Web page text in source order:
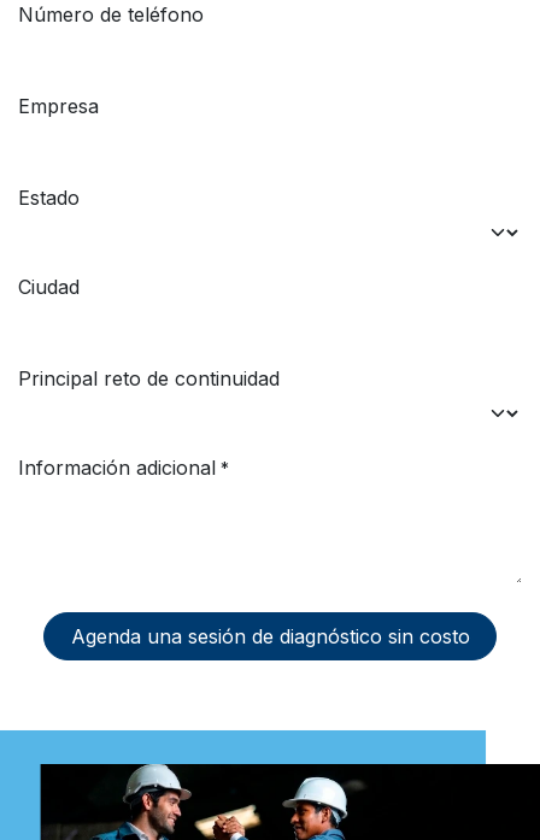
Número de teléfono
Empresa
Estado
Ciudad
Principal reto de continuidad
Información adicional *
Agenda una sesión de diagnóstico sin costo